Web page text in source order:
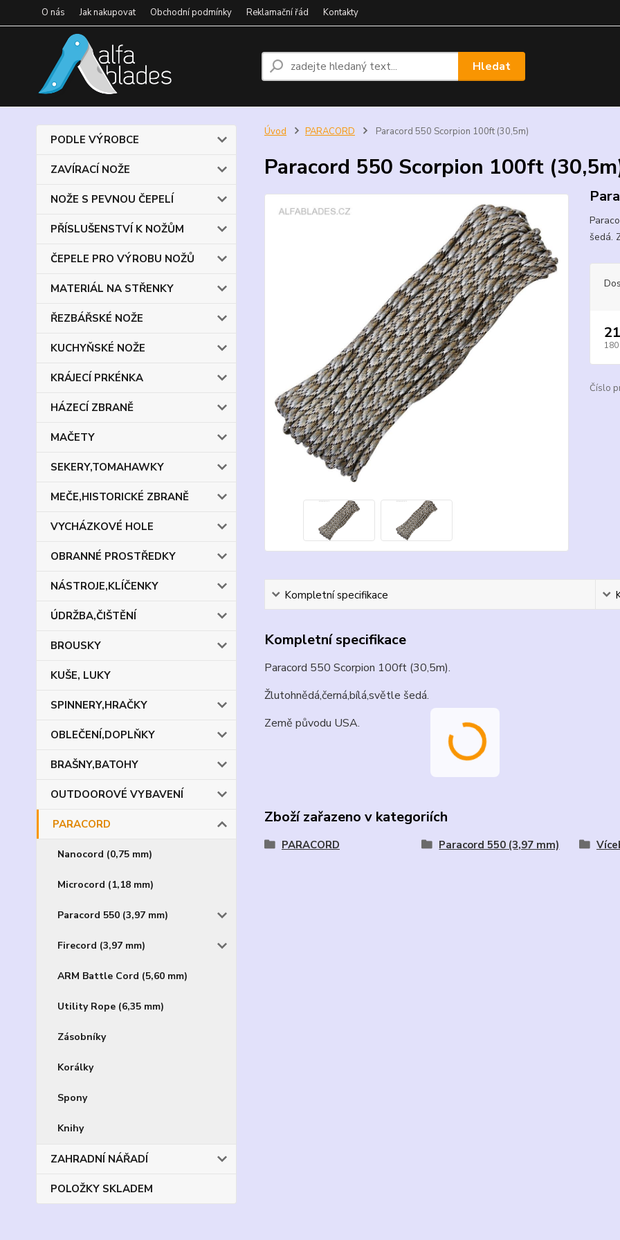
O nás Jak nakupovat Obchodní podmínky Reklamační řád Kontakty
Hledat
PODLE VÝROBCE
ZAVÍRACÍ NOŽE
NOŽE S PEVNOU ČEPELÍ
PŘÍSLUŠENSTVÍ K NOŽŮM
ČEPELE PRO VÝROBU NOŽŮ
MATERIÁL NA STŘENKY
ŘEZBÁŘSKÉ NOŽE
KUCHYŇSKÉ NOŽE
KRÁJECÍ PRKÉNKA
HÁZECÍ ZBRANĚ
MAČETY
SEKERY,TOMAHAWKY
MEČE,HISTORICKÉ ZBRANĚ
VYCHÁZKOVÉ HOLE
OBRANNÉ PROSTŘEDKY
NÁSTROJE,KLÍČENKY
ÚDRŽBA,ČIŠTĚNÍ
BROUSKY
KUŠE, LUKY
SPINNERY,HRAČKY
OBLEČENÍ,DOPLŇKY
BRAŠNY,BATOHY
OUTDOOROVÉ VYBAVENÍ
PARACORD
Nanocord (0,75 mm)
Microcord (1,18 mm)
Paracord 550 (3,97 mm)
Firecord (3,97 mm)
ARM Battle Cord (5,60 mm)
Utility Rope (6,35 mm)
Zásobníky
Korálky
Spony
Knihy
ZAHRADNÍ NÁŘADÍ
POLOŽKY SKLADEM
Úvod PARACORD Paracord 550 Scorpion 100ft (30,5m)
Paracord 550 Scorpion 100ft
šedá.
180
Číslo
Kompletní specifikace
Kompletní specifikace
Paracord 550 Scorpion 100ft (30,5m).
Žlutohnědá,černá,bílá,světle šedá.
Země původu USA.
Zboží zařazeno v kategoriích
PARACORD Paracord 550 (3,97 mm)